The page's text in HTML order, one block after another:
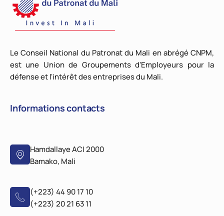
Le Conseil National du Patronat du Mali en abrégé CNPM,
est une Union de Groupements d'Employeurs pour la
défense et l'intérêt des entreprises du Mali.
Informations contacts
Hamdallaye ACI 2000
Bamako, Mali
(+223) 44 90 17 10
(+223) 20 21 63 11